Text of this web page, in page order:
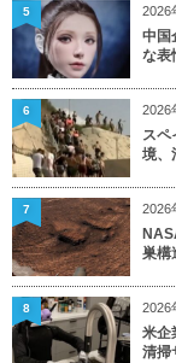
2026
中国
な表
5
2026
スペ
境、
6
2026
巣構
7
2026
米企
清掃
8